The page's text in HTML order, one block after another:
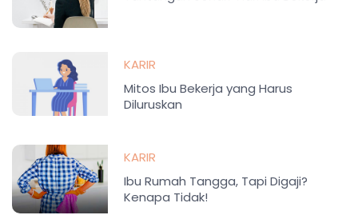
KARIR
Mitos Ibu Bekerja yang Harus
Diluruskan
KARIR
Ibu Rumah Tangga, Tapi Digaji?
Kenapa Tidak!